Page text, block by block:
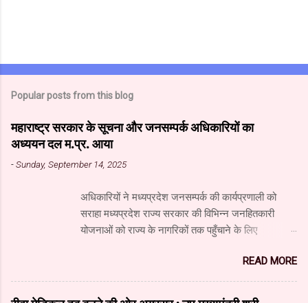
Popular posts from this blog
महाराष्ट्र सरकार के सूचना और जनसम्पर्क अधिकारियों का
अध्ययन दल म.प्र. आया
-Sunday, September 14, 2025
अधिकारियों ने मध्यप्रदेश जनसम्पर्क की कार्यप्रणाली को
सराहा मध्यप्रदेश राज्य सरकार की विभिन्न जनहितकारी
योजनाओं को राज्य के नागरिकों तक पहुँचाने के लिए
उपयोग कर रहा है। यहाँ पारंपरिक माध्यमों के साथ नवीनतम
डिजिटल और सोशल मीडिया का भी प्रभावी ढंग से उपयोग
किया जा रहा है। महाराष्ट्र सरकार के सूचना और जनसंपर्क
READ MORE